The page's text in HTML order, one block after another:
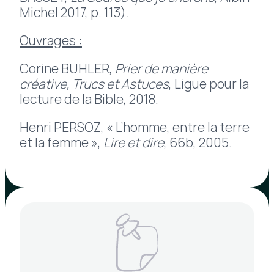
Michel 2017, p. 113).
Ouvrages :
Corine BUHLER, Prier de manière
créative, Trucs et Astuces, Ligue pour la
lecture de la Bible, 2018.
Henri PERSOZ, « L’homme, entre la terre
et la femme », Lire et dire, 66b, 2005.